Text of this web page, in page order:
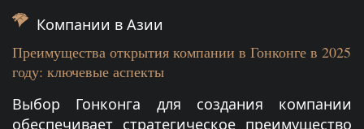
Компании в Азии
Преимущества открытия компании в Гонконге в 2025
году: ключевые аспекты
Выбор Гонконга для создания компании
обеспечивает стратегическое преимущество